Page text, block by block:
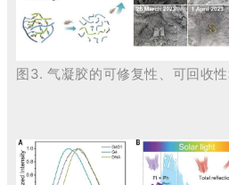
图3.气凝胶的可修复性、可回收